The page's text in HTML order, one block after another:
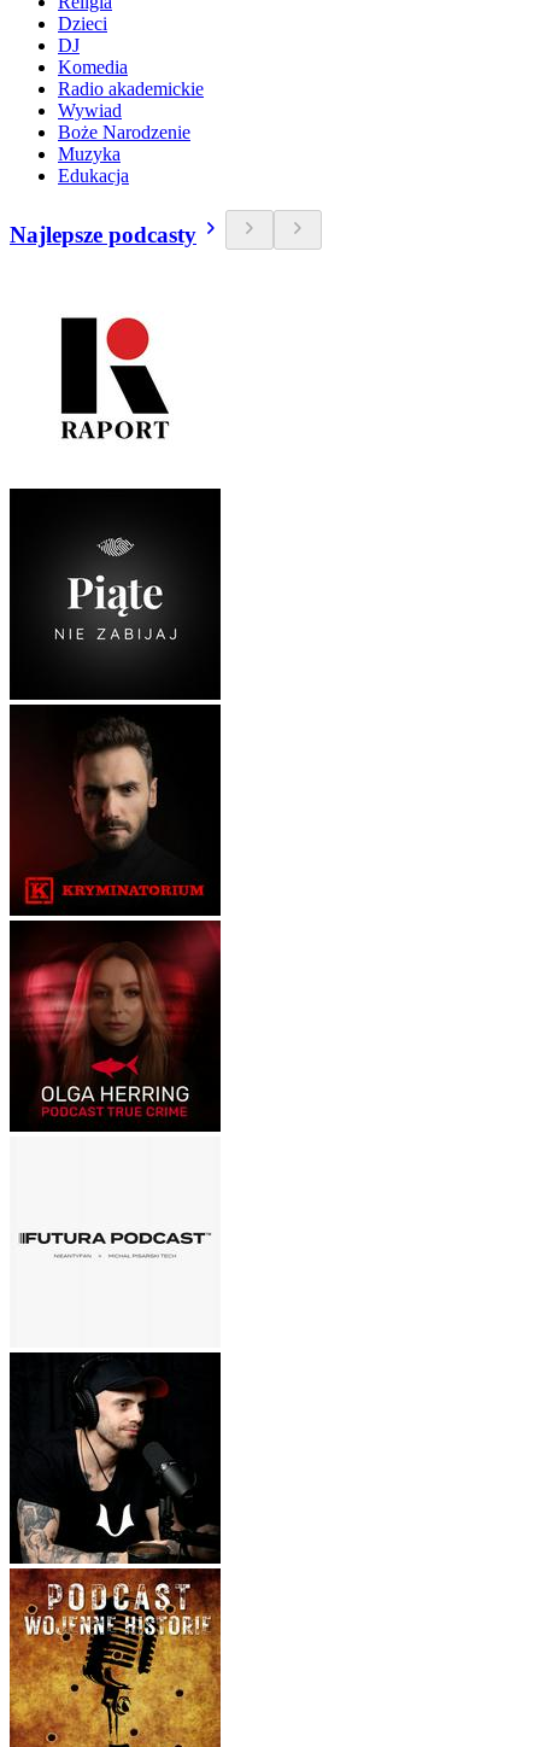
Dzieci
DJ
Komedia
Radio akademickie
Wywiad
Boże Narodzenie
Muzyka
Edukacja
Najlepsze podcasty